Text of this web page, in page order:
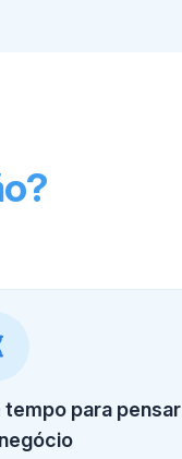
tempo para pensar